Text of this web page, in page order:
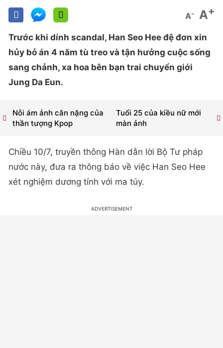
A- A+
Trước khi dính scandal, Han Seo Hee đệ đơn xin
hủy bỏ án 4 năm tù treo và tận hưởng cuộc sống
sang chảnh, xa hoa bên bạn trai chuyển giới
Jung Da Eun.
Tuổi 25 của kiều nữ mới
màn ảnh
Nỗi ám ảnh cân nặng của
thần tượng Kpop
Chiều 10/7, truyền thông Hàn dẫn lời Bộ Tư pháp
nước này, đưa ra thông báo về việc Han Seo Hee
xét nghiệm dương tính với ma túy.